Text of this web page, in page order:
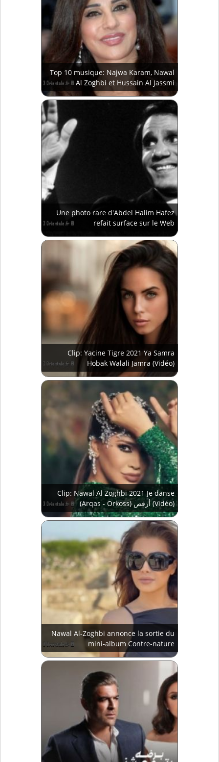
Top 10 musique: Najwa Karam, Nawal
Al Zoghbi et Hussain Al Jassmi
Une photo rare d'Abdel Halim Hafez
refait surface sur le Web
Clip: Yacine Tigre 2021 Ya Samra
Hobak Walali Jamra (Vidéo)
Clip: Nawal Al Zoghbi 2021 Je danse
(Arqas - Orkoss) أرقص (Vidéo)
Nawal Al-Zoghbi annonce la sortie du
mini-album Contre-nature